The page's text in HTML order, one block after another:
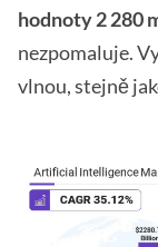
hodnoty 2 280
nezpomaluje.
vlnou, stejně